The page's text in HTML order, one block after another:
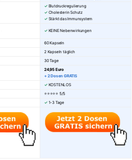
✓Blutdruckregulierung
✓Cholesterin Schutz
✓Stärkt das Immunsystem
✓ KEINE Nebenwirkungen
60 Kapseln
2 Kapseln täglich
30 Tage
24,95 Euro
+ 2 Dosen GRATIS
✓ KOSTENLOS
⭐⭐⭐⭐⭐ 5/5
✓ 1-3 Tage